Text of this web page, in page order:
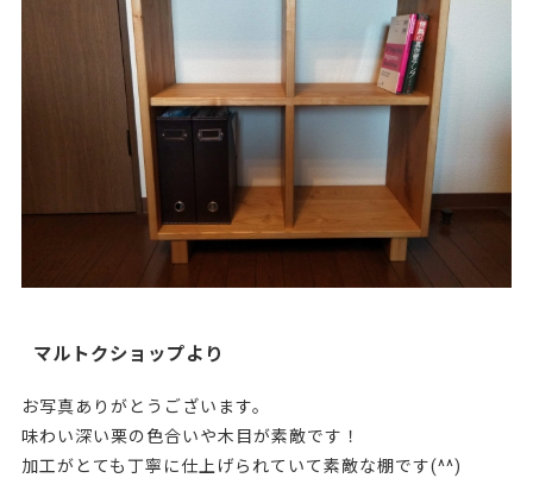
マルトクショップより
お写真ありがとうございます。
味わい深い栗の色合いや木目が素敵です！
加工がとても丁寧に仕上げられていて素敵な棚です(^^)